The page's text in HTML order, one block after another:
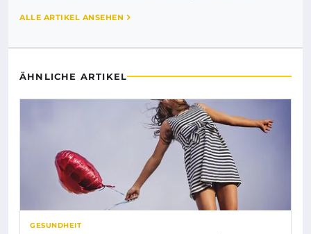
ALLE ARTIKEL ANSEHEN
ÄHNLICHE ARTIKEL
GESUNDHEIT